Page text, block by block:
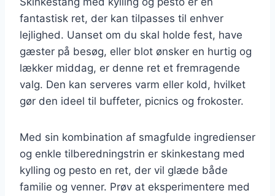
fantastisk ret, der kan tilpasses til enhver
lejlighed. Uanset om du skal holde fest, have
gæster på besøg, eller blot ønsker en hurtig og
lækker middag, er denne ret et fremragende
valg. Den kan serveres varm eller kold, hvilket
gør den ideel til buffeter, picnics og frokoster.
Med sin kombination af smagfulde ingredienser
og enkle tilberedningstrin er skinkestang med
kylling og pesto en ret, der vil glæde både
familie og venner. Prøv at eksperimentere med